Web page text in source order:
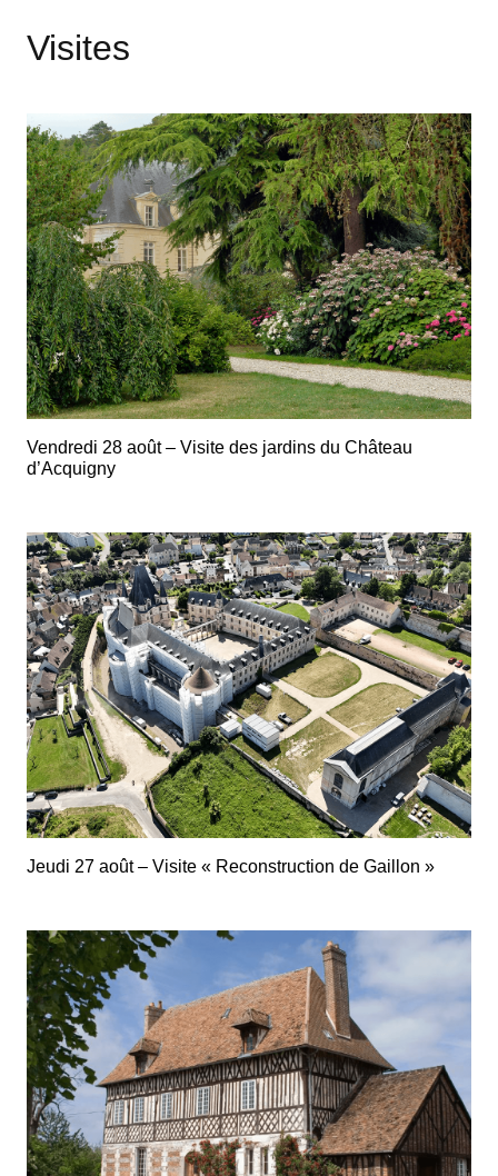
Visites
Vendredi 28 août – Visite des jardins du Château
d’Acquigny
Jeudi 27 août – Visite « Reconstruction de Gaillon »